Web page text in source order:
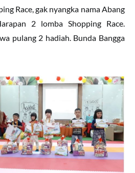
Race, gak nyangka nama Abang
2 lomba Shopping Race.
pulang 2 hadiah. Bunda Bangga